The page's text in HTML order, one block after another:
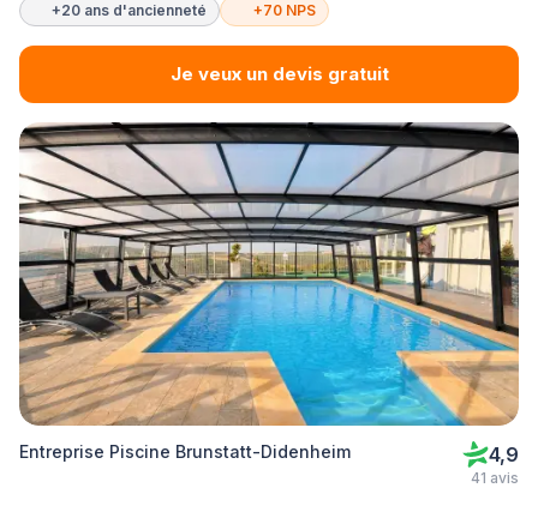
+20 ans d'ancienneté +70 NPS
Je veux un devis gratuit
Entreprise Piscine Brunstatt-Didenheim 4,9
41 avis